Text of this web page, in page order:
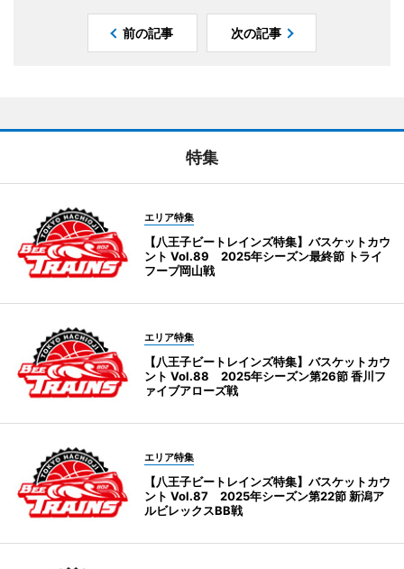
前の記事 次の記事
特集
エリア特集
【八王子ビートレインズ特集】バスケットカウ
ント Vol.89 2025年シーズン最終節 トライ
フープ岡山戦
エリア特集
【八王子ビートレインズ特集】バスケットカウ
ント Vol.88 2025年シーズン第26節 香川フ
ァイブアローズ戦
エリア特集
【八王子ビートレインズ特集】バスケットカウ
ント Vol.87 2025年シーズン第22節 新潟ア
ルビレックスBB戦